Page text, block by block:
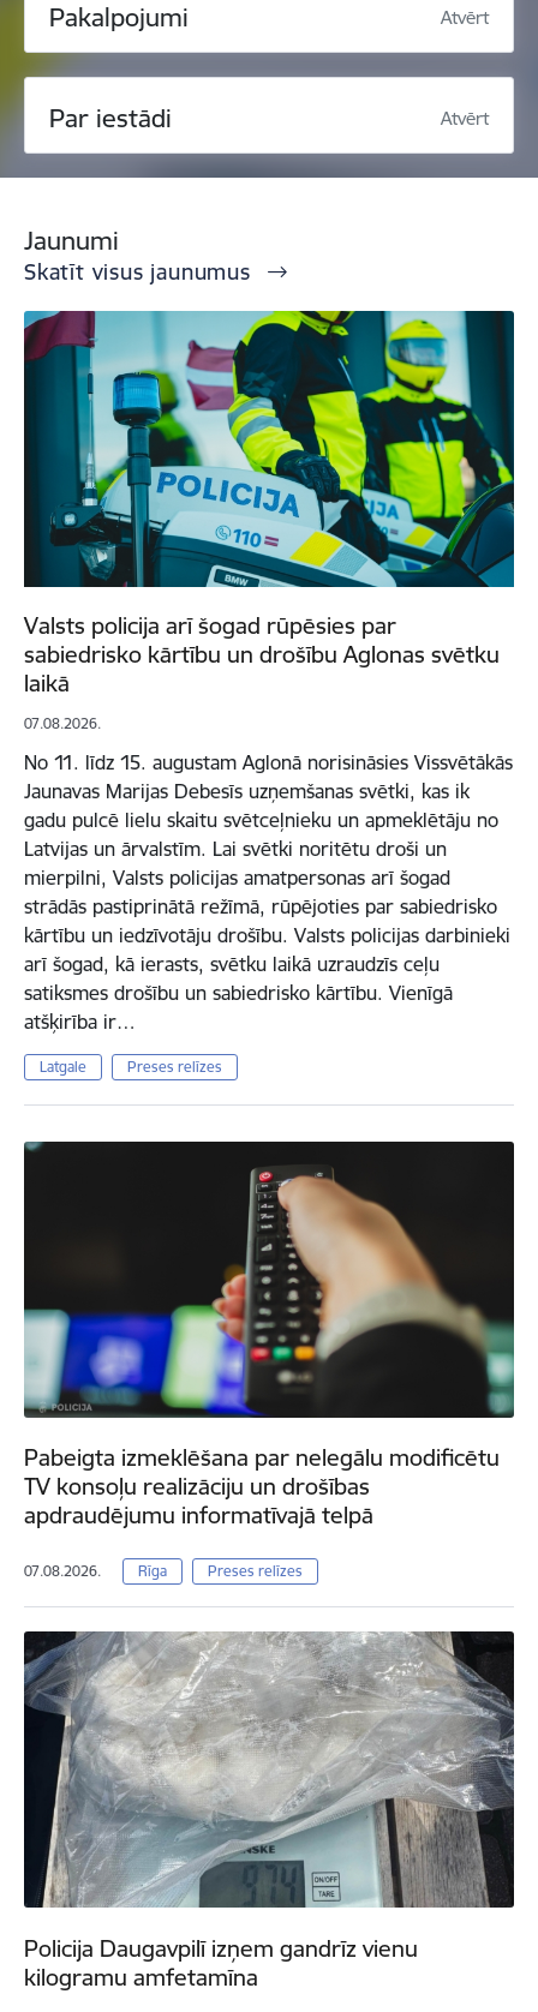
Pakalpojumi Atvērt
Par iestādi Atvērt
Jaunumi
Skatīt visus jaunumus
Valsts policija arī šogad rūpēsies par
sabiedrisko kārtību un drošību Aglonas svētku
laikā
07.08.2026.
No 11. līdz 15. augustam Aglonā norisināsies Vissvētākās
Jaunavas Marijas Debesīs uzņemšanas svētki, kas ik
gadu pulcē lielu skaitu svētceļnieku un apmeklētāju no
Latvijas un ārvalstīm. Lai svētki noritētu droši un
mierpilni, Valsts policijas amatpersonas arī šogad
strādās pastiprinātā režīmā, rūpējoties par sabiedrisko
kārtību un iedzīvotāju drošību. Valsts policijas darbinieki
arī šogad, kā ierasts, svētku laikā uzraudzīs ceļu
satiksmes drošību un sabiedrisko kārtību. Vienīgā
atšķirība ir…
Latgale Preses relīzes
Pabeigta izmeklēšana par nelegālu modificētu
TV konsoļu realizāciju un drošības
apdraudējumu informatīvajā telpā
07.08.2026. Rīga Preses relīzes
Policija Daugavpilī izņem gandrīz vienu
kilogramu amfetamīna